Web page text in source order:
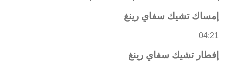
إمساك تشيك سفاي رينغ
04:21
إفطار تشيك سفاي رينغ